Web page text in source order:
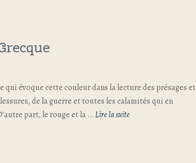
évoque cette couleur dans la lecture des présages et
de la guerre et toutes les calamités qui en
part, le rouge et la …Lire la suite